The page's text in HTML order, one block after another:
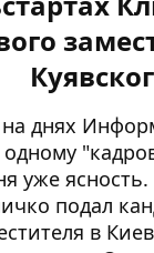
днях
уже
подал
в